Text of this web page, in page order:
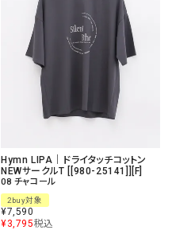
Hymn LIPA｜ドライタッチコットン
NEWサークルT [[980-25141]][F]
08 チャコール
2buy対象
¥7,590
¥3,795税込